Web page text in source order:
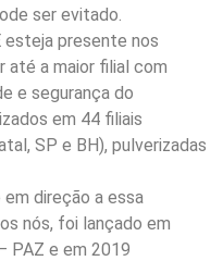
ser evitado.
esteja presente nos
até a maior filial com
e segurança do
em 44 filiais
SP e BH), pulverizadas
direção a essa
nós, foi lançado em
PAZ e em 2019